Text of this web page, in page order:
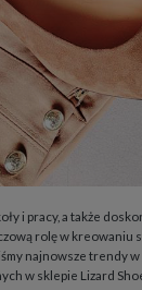
i pracy, a także
rolę w kreowaniu
najnowsze trendy
w sklepie Lizard